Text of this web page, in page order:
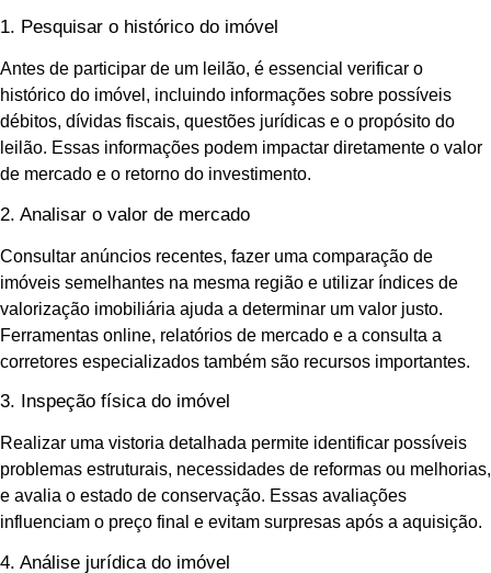
1. Pesquisar o histórico do imóvel
Antes de participar de um leilão, é essencial verificar o
histórico do imóvel, incluindo informações sobre possíveis
débitos, dívidas fiscais, questões jurídicas e o propósito do
leilão. Essas informações podem impactar diretamente o valor
de mercado e o retorno do investimento.
2. Analisar o valor de mercado
Consultar anúncios recentes, fazer uma comparação de
imóveis semelhantes na mesma região e utilizar índices de
valorização imobiliária ajuda a determinar um valor justo.
Ferramentas online, relatórios de mercado e a consulta a
corretores especializados também são recursos importantes.
3. Inspeção física do imóvel
Realizar uma vistoria detalhada permite identificar possíveis
problemas estruturais, necessidades de reformas ou melhorias,
e avalia o estado de conservação. Essas avaliações
influenciam o preço final e evitam surpresas após a aquisição.
4. Análise jurídica do imóvel